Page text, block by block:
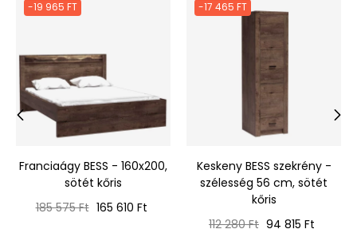
-19 965 FT
Franciaágy BESS - 160x200,
sötét kőris
Normál
185 575 Ft Ár
165 610 Ft
-17 465 FT
Keskeny BESS szekrény -
szélesség 56 cm, sötét
kőris
Normál
112 280 Ft Ár
94 815 Ft